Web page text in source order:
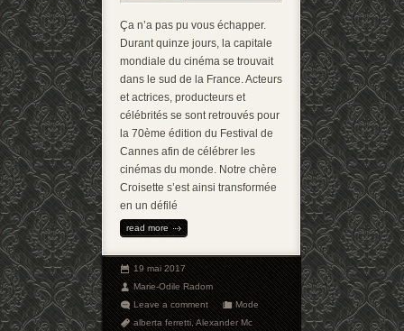
Ça n’a pas pu vous échapper.
Durant quinze jours, la capitale
mondiale du cinéma se trouvait
dans le sud de la France. Acteurs
et actrices, producteurs et
célébrités se sont retrouvés pour
la 70ème édition du Festival de
Cannes afin de célébrer les
cinémas du monde. Notre chère
Croisette s’est ainsi transformée
en un défilé
read more
19 mai 2017
Marie-Odile Radom
Leave a comment
Mode
alberta ferretti,Alexander Mc